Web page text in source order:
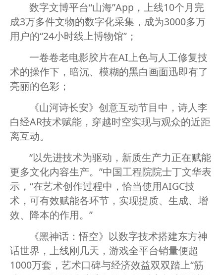
数字文博平台“山海”App，上线10个月完
成3万多件文物的数字化采集，成为3000多万
用户的“24小时线上博物馆”；
一卷卷老电影胶片在AI上色与人工修复技
术的操作下，暗沉、模糊的黑白画面迅即有了
亮丽的色彩；
《山河诗长安》创意互动节目中，诗人李
白经AR技术赋能，穿越时空实现与观众的近距
离互动。
“以先进技术为驱动，新质生产力正在赋能
更多文化内容生产。”中国工程院院士丁文华表
示，“在艺术创作过程中，恰当使用AIGC技
术，可有效赋能各环节，实现提质、生成、增
效、降本的作用。”
《黑神话：悟空》以数字技术搭建东方神
话世界，上线刚几天，游戏全平台销量便超
1000万套，艺术口碑与经济效益双双踏上“筋